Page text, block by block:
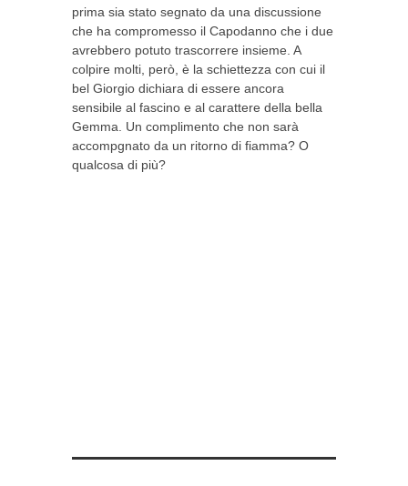
prima sia stato segnato da una discussione
che ha compromesso il Capodanno che i due
avrebbero potuto trascorrere insieme. A
colpire molti, però, è la schiettezza con cui il
bel Giorgio dichiara di essere ancora
sensibile al fascino e al carattere della bella
Gemma. Un complimento che non sarà
accompgnato da un ritorno di fiamma? O
qualcosa di più?